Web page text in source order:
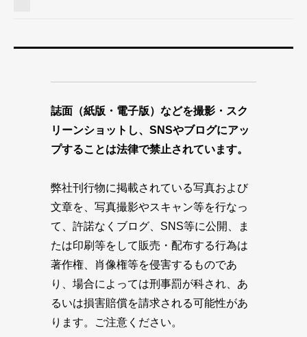
誌面（紙版・電子版）などを撮影・スク
リーンショットし、SNSやブログにアッ
プすることは法律で禁止されています。
弊社刊行物に掲載されている写真および
文章を、写真撮影やスキャン等を行なっ
て、許諾なくブログ、SNS等に公開、ま
たは印刷等をして販売・配布する行為は
著作権、肖像権等を侵害するものであ
り、場合によっては刑事罰が科され、あ
るいは損害賠償を請求される可能性があ
ります。ご注意ください。